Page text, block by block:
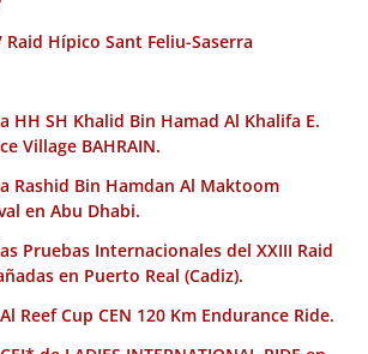
Hípico Sant Feliu-Saserra
HH SH Khalid Bin Hamad Al Khalifa E.
Village BAHRAIN.
Rashid Bin Hamdan Al Maktoom
en Abu Dhabi.
Pruebas Internacionales del XXIII Raid
en Puerto Real (Cadiz).
Reef Cup CEN 120 Km Endurance Ride.